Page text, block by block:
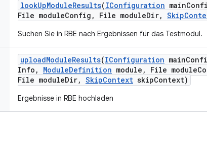
lookUpModuleResults(IConfiguration main
File moduleConfig , File moduleDir, Skip
Suchen Sie in RBE nach Ergebnissen für das Testmodul.
uploadModuleResults(IConfiguration main
Info , ModuleDefinition module , File module
File moduleDir, SkipContext skipContext)
Ergebnisse in RBE hochladen